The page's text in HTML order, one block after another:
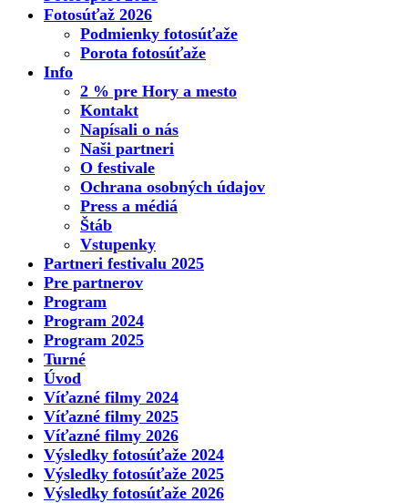
Fotosúťaž 2026
Podmienky fotosúťaže
Porota fotosúťaže
Info
2 % pre Hory a mesto
Kontakt
Napísali o nás
Naši partneri
O festivale
Ochrana osobných údajov
Press a médiá
Štáb
Vstupenky
Partneri festivalu 2025
Pre partnerov
Program
Program 2024
Program 2025
Turné
Úvod
Víťazné filmy 2024
Víťazné filmy 2025
Víťazné filmy 2026
Výsledky fotosúťaže 2024
Výsledky fotosúťaže 2025
Výsledky fotosúťaže 2026